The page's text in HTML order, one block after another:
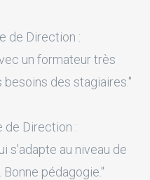
de Direction :
un formateur très
des stagiaires."
de Direction :
s'adapte au niveau de
pédagogie."